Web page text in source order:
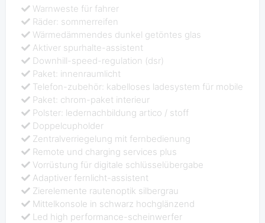
Warnweste für fahrer
Räder: sommerreifen
Wärmedämmendes dunkel getöntes glas
Aktiver spurhalte-assistent
Downhill-speed-regulation (dsr)
Paket: innenraumlicht
Telefon-zubehör: kabelloses ladesystem für mobile
Paket: chrom-paket interieur
Polster: ledernachbildung artico / stoff
Doppelcupholder
Zentralverriegelung mit fernbedienung
Remote und charging services plus
Vorrüstung für digitale schlüsselübergabe
Adaptiver fernlicht-assistent
Zierelemente rautenoptik silbergrau
Mittelkonsole in schwarz hochglänzend
Led high performance-scheinwerfer